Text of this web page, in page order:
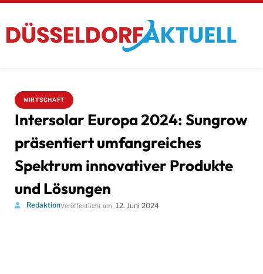
WIRTSCHAFT
Intersolar Europa 2024: Sungrow
präsentiert umfangreiches
Spektrum innovativer Produkte
und Lösungen
RedaktionVeröffentlicht am 12. Juni 2024